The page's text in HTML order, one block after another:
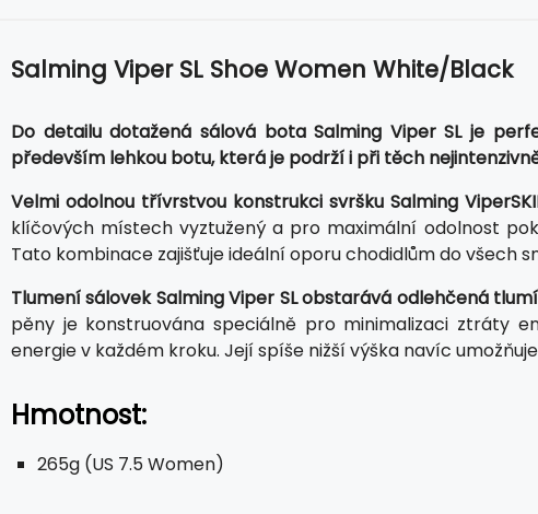
Salming Viper SL Shoe Women White/Black
Do detailu dotažená sálová bota Salming Viper SL je
především lehkou botu, která je podrží i při těch
Velmi odolnou třívrstvou konstrukci svršku Salming
klíčových místech vyztužený a pro maximální odolnost
Tato kombinace zajišťuje ideální oporu chodidlům do všech
Tlumení sálovek Salming Viper SL obstarává odlehčená
pěny je konstruována speciálně pro minimalizaci ztráty
energie v každém kroku. Její spíše nižší výška navíc
Hmotnost:
265g (US 7.5 Women)